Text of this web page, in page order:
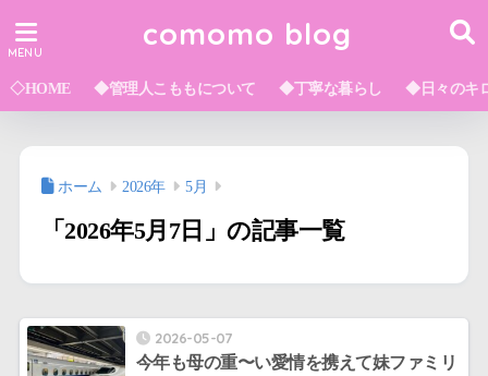
comomo blog
◇HOME ◆管理人こももについて ◆丁寧な暮らし ◆日々のキ
ホーム 2026年 5月
「2026年5月7日」の記事一覧
2026-05-07
今年も母の重〜い愛情を携えて妹ファミリ